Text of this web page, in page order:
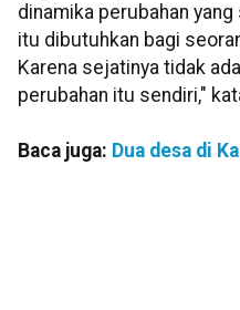
dinamika perubahan
itu dibutuhkan bagi
Karena sejatinya tidak
perubahan itu sendiri,"
Baca juga: Dua desa di